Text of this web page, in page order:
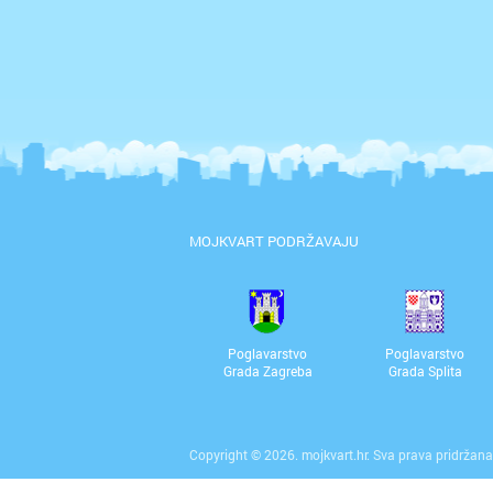
MOJKVART PODRŽAVAJU
Poglavarstvo
Grada Zagreba
Poglavarstvo
Grada Splita
Copyright © 2026. mojkvart.hr. Sva prava